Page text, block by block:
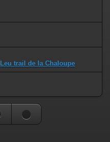
Leu trail de la Chaloupe